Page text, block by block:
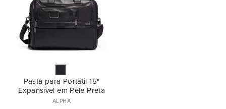
Pasta para Portátil 15"
Expansível em Pele Preta
ALPHA